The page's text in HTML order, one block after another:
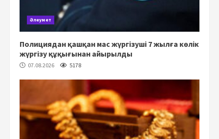
Әлеумет
Полициядан қашқан мас жүргізуші 7 жылға көлік
жүргізу құқығынан айырылды
07.08.2026 5178